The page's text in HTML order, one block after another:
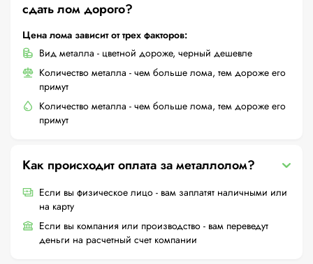
сдать лом дорого?
Цена лома зависит от трех факторов:
Вид металла - цветной дороже, черный дешевле
Количество металла - чем больше лома, тем дороже его
примут
Количество металла - чем больше лома, тем дороже его
примут
Как происходит оплата за металлолом?
Если вы физическое лицо - вам заплатят наличными или
на карту
Если вы компания или производство - вам переведут
деньги на расчетный счет компании